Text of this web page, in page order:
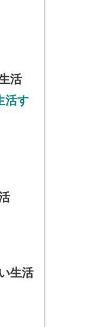
活
活す
生活